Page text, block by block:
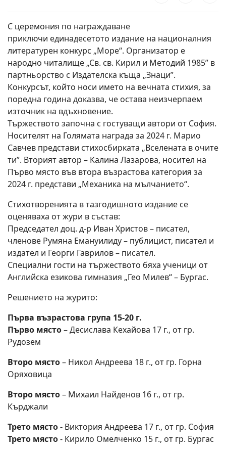
С церемония по награждаване
приключи единадесетото издание на националния
литературен конкурс „Море“. Организатор е
народно читалище „Св. св. Кирил и Методий 1985” в
партньорство с Издателска къща „Знаци”.
Конкурсът, който носи името на вечната стихия, за
поредна година доказва, че остава неизчерпаем
източник на вдъхновение.
Тържеството започна с гостуващи автори от София.
Носителят на Голямата награда за 2024 г. Марио
Савчев представи стихосбирката „Вселената в очите
ти”. Вторият автор – Калина Лазарова, носител на
Първо място във втора възрастова категория за
2024 г. представи „Механика на мълчанието“.
Стихотворенията в тазгодишното издание се
оценяваха от жури в състав:
Председател доц. д-р Иван Христов – писател,
членове Румяна Емануилиду – публицист, писател и
издател и Георги Гаврилов – писател.
Специални гости на тържеството бяха ученици от
Английска езикова гимназия „Гео Милев“ – Бургас.
Решението на журито:
Първа възрастова група 15-20 г.
Първо място– Десислава Кехайова 17 г., от гр.
Рудозем
Второ място– Никол Андреева 18 г., от гр. Горна
Оряховица
Второ място– Михаил Найденов 16 г., от гр.
Кърджали
Трето място - Виктория Андреева 17 г., от гр. София
Трето място- Кирило Омелченко 15 г., от гр. Бургас